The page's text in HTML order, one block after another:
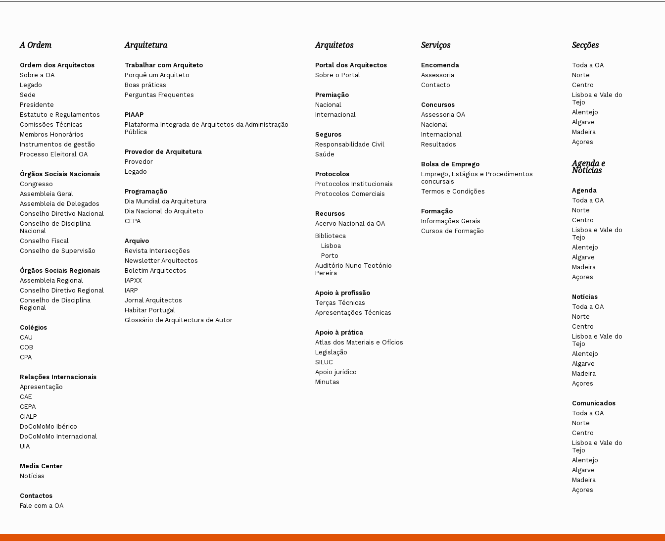
A Ordem
Ordem dos Arquitectos
Sobre a OA
Legado
Sede
Presidente
Estatuto e Regulamentos
Comissões Técnicas
Membros Honorários
Instrumentos de gestão
Processo Eleitoral OA
Órgãos Sociais Nacionais
Congresso
Assembleia Geral
Assembleia de Delegados
Conselho Diretivo Nacional
Conselho de Disciplina
Nacional
Conselho Fiscal
Conselho de Supervisão
Órgãos Sociais Regionais
Assembleia Regional
Conselho Diretivo Regional
Conselho de Disciplina
Regional
Colégios
CAU
COB
CPA
Relações Internacionais
Apresentação
CAE
CEPA
CIALP
DoCoMoMo Ibérico
DoCoMoMo Internacional
UIA
Media Center
Notícias
Contactos
Fale com a OA
Arquitetura
Trabalhar com Arquiteto
Porquê um Arquiteto
Boas práticas
Perguntas Frequentes
PIAAP
Plataforma Integrada de Arquitetos da Administração
Pública
Provedor de Arquitetura
Provedor
Legado
Programação
Dia Mundial da Arquitetura
Dia Nacional do Arquiteto
CEPA
Arquivo
Revista Intersecções
Newsletter Arquitectos
Boletim Arquitectos
IAPXX
IARP
Jornal Arquitectos
Habitar Portugal
Glossário de Arquitectura de Autor
Arquitetos
Portal dos Arquitectos
Sobre o Portal
Premiação
Nacional
Internacional
Seguros
Responsabilidade Civil
Saúde
Protocolos
Protocolos Institucionais
Protocolos Comerciais
Recursos
Acervo Nacional da OA
Biblioteca
Lisboa
Porto
Auditório Nuno Teotónio
Pereira
Apoio à profissão
Terças Técnicas
Apresentações Técnicas
Apoio à prática
Atlas dos Materiais e Ofícios
Legislação
SILUC
Apoio jurídico
Minutas
Serviços
Encomenda
Assessoria
Contacto
Concursos
Assessoria OA
Nacional
Internacional
Resultados
Bolsa de Emprego
Emprego, Estágios e Procedimentos
concursais
Termos e Condições
Formação
Informações Gerais
Cursos de Formação
Secções
Toda a OA
Norte
Centro
Lisboa e Vale do
Tejo
Alentejo
Algarve
Madeira
Açores
Agenda e
Notícias
Agenda
Toda a OA
Norte
Centro
Lisboa e Vale do
Tejo
Alentejo
Algarve
Madeira
Açores
Notícias
Toda a OA
Norte
Centro
Lisboa e Vale do
Tejo
Alentejo
Algarve
Madeira
Açores
Comunicados
Toda a OA
Norte
Centro
Lisboa e Vale do
Tejo
Alentejo
Algarve
Madeira
Açores